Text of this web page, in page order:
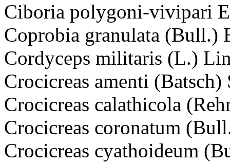
Ciboria polygoni-vivipari
Coprobia granulata (Bull.)
Cordyceps militaris (L.)
Crocicreas amenti
Crocicreas calathicola
Crocicreas coronatum
Crocicreas cyathoideum